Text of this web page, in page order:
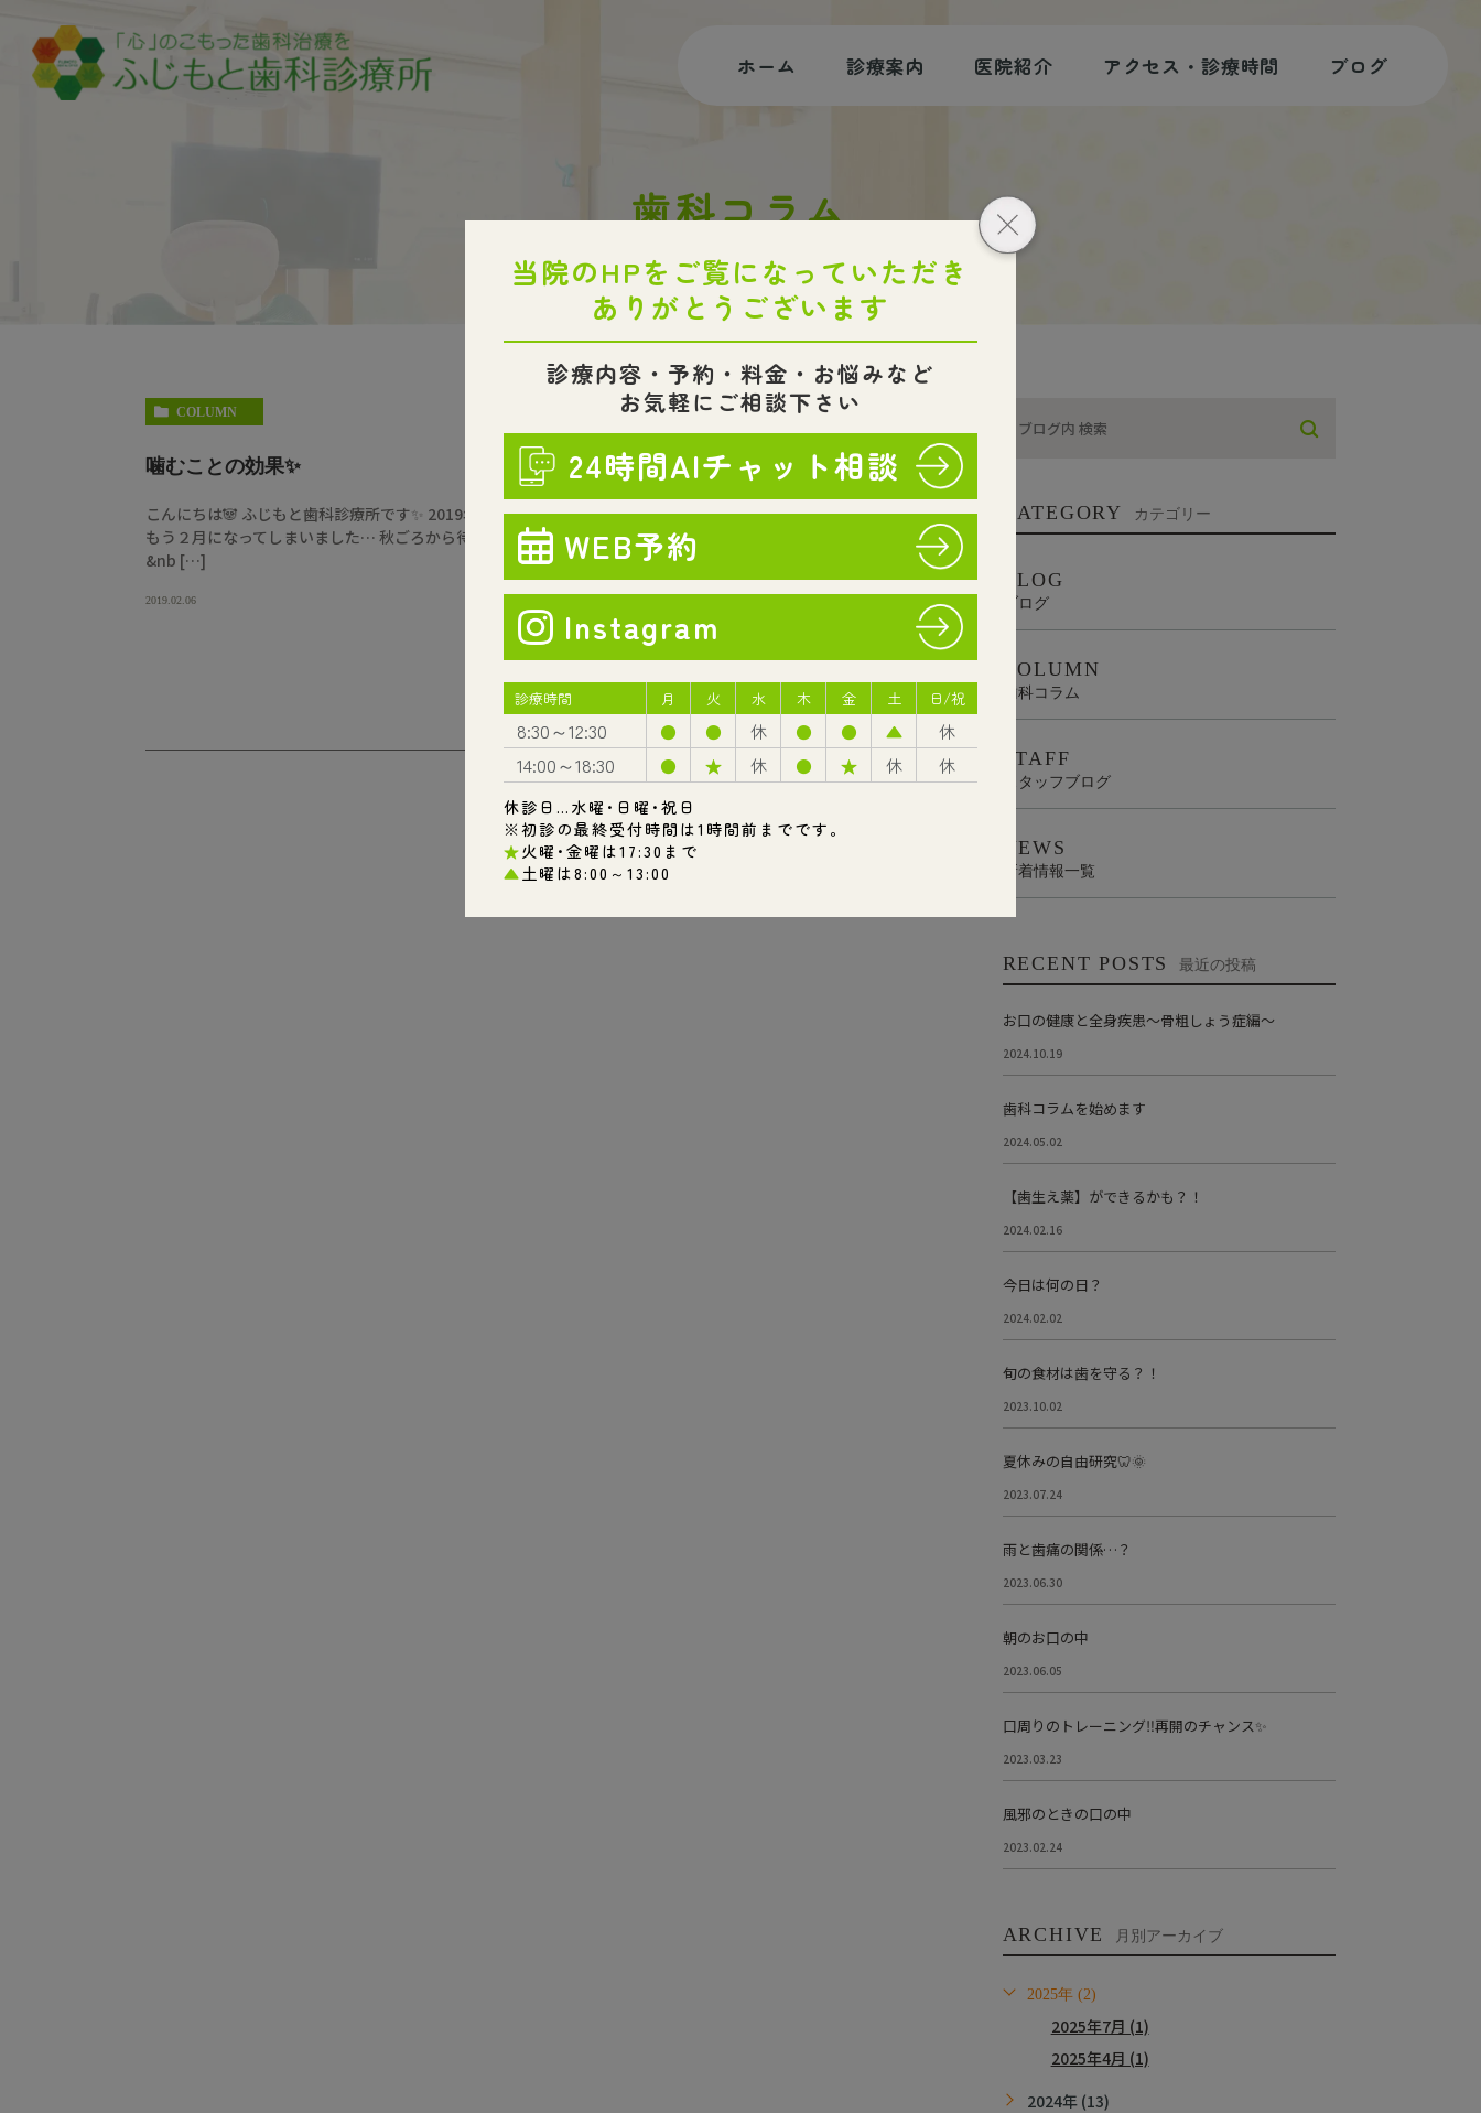
ホーム 診療案内
根管治療
審美治療・ホワイトニング
小児歯科・小児矯正
入れ歯・インプラント
歯周病
予防・メンテナンス
診療案内一覧
医院紹介 アクセス・診療時間 ブログ
歯科コラム
HOME 歯科コラム
COLUMN
噛むことの効果✨
こんにちは🐼 ふじもと歯科診療所です✨ 2019年初めてのブログ更新です。 前回の更新より１カ月以上が経ち、
もう２月になってしまいました… 秋ごろから待合室にあるテレビで このような映像を再生しているのですが…
&nb […]
2019.02.06
CATEGORY カテゴリー
BLOG
ブログ
COLUMN
歯科コラム
STAFF
スタッフブログ
NEWS
新着情報一覧
RECENT POSTS 最近の投稿
お口の健康と全身疾患～骨粗しょう症編～
2024.10.19
歯科コラムを始めます
2024.05.02
【歯生え薬】ができるかも？！
2024.02.16
今日は何の日？
2024.02.02
旬の食材は歯を守る？！
2023.10.02
夏休みの自由研究🦷🌞
2023.07.24
雨と歯痛の関係…？
2023.06.30
朝のお口の中
2023.06.05
口周りのトレーニング‼︎再開のチャンス✨
2023.03.23
風邪のときの口の中
2023.02.24
ARCHIVE 月別アーカイブ
2025年 (2)
2025年7月 (1)
2025年4月 (1)
2024年 (13)